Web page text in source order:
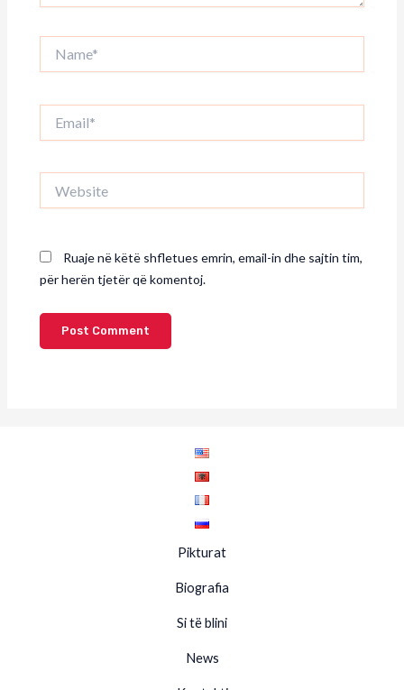
Ruaje në këtë shfletues emrin, email-in dhe sajtin tim,
për herën tjetër që komentoj.
Pikturat
Biografia
Si të blini
News